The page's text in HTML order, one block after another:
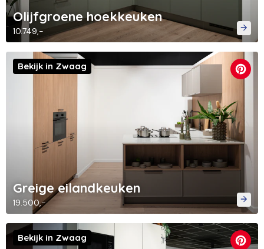
Olijfgroene hoekkeuken
10.749,-
Greige eilandkeuken
19.500,-
Bekijk in Zwaag
Bekijk in Zwaag